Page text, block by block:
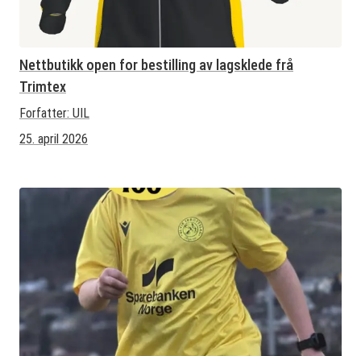
Nettbutikk open for bestilling av lagsklede frå
Trimtex
Forfatter: UIL
25. april 2026